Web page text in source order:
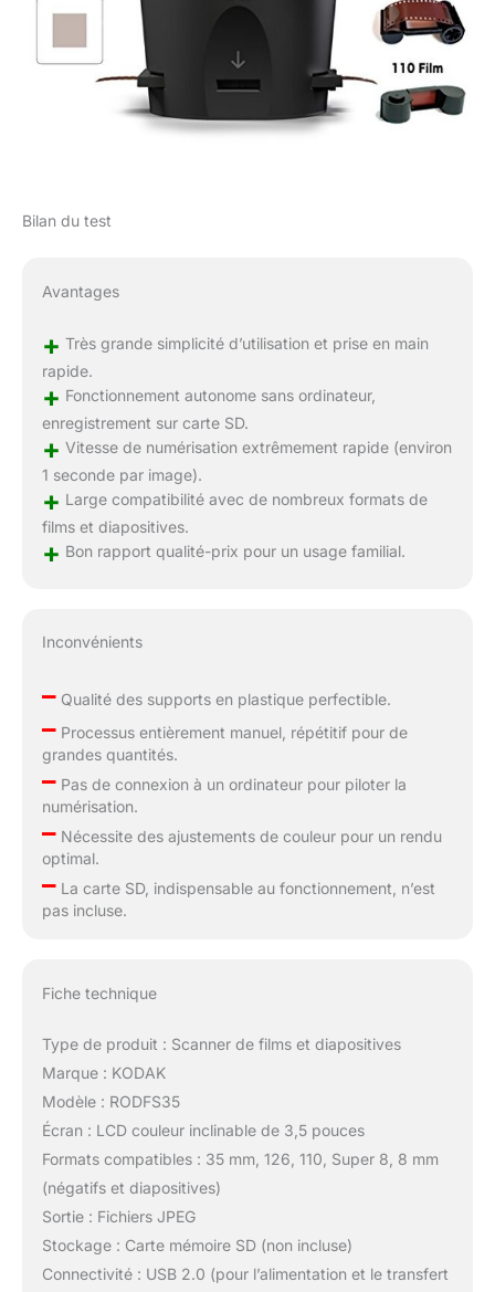
Bilan du test
Avantages
+ Très grande simplicité d’utilisation et prise en main
rapide.
+ Fonctionnement autonome sans ordinateur,
enregistrement sur carte SD.
+ Vitesse de numérisation extrêmement rapide (environ
1 seconde par image).
+ Large compatibilité avec de nombreux formats de
films et diapositives.
+ Bon rapport qualité-prix pour un usage familial.
Inconvénients
–Qualité des supports en plastique perfectible.
–Processus entièrement manuel, répétitif pour de
grandes quantités.
–Pas de connexion à un ordinateur pour piloter la
numérisation.
–Nécessite des ajustements de couleur pour un rendu
optimal.
–La carte SD, indispensable au fonctionnement, n’est
pas incluse.
Fiche technique
Type de produit : Scanner de films et diapositives
Marque : KODAK
Modèle : RODFS35
Écran : LCD couleur inclinable de 3,5 pouces
Formats compatibles : 35 mm, 126, 110, Super 8, 8 mm
(négatifs et diapositives)
Sortie : Fichiers JPEG
Stockage : Carte mémoire SD (non incluse)
Connectivité : USB 2.0 (pour l’alimentation et le transfert